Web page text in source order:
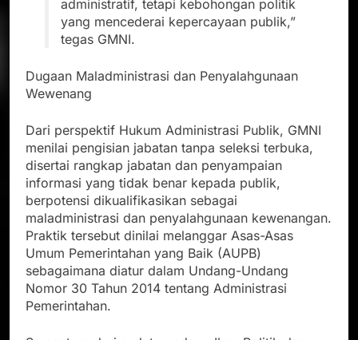
administratif, tetapi kebohongan politik
yang mencederai kepercayaan publik,”
tegas GMNI.
Dugaan Maladministrasi dan Penyalahgunaan
Wewenang
Dari perspektif Hukum Administrasi Publik, GMNI
menilai pengisian jabatan tanpa seleksi terbuka,
disertai rangkap jabatan dan penyampaian
informasi yang tidak benar kepada publik,
berpotensi dikualifikasikan sebagai
maladministrasi dan penyalahgunaan kewenangan.
Praktik tersebut dinilai melanggar Asas-Asas
Umum Pemerintahan yang Baik (AUPB)
sebagaimana diatur dalam Undang-Undang
Nomor 30 Tahun 2014 tentang Administrasi
Pemerintahan.